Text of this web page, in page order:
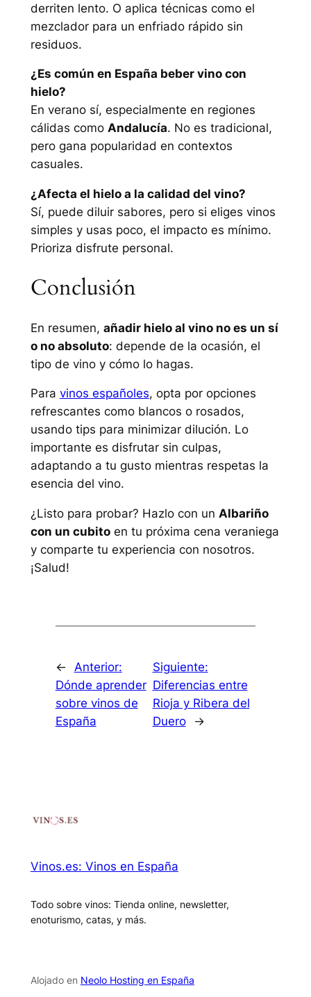
derriten lento. O aplica técnicas como el
mezclador para un enfriado rápido sin
residuos.
¿Es común en España beber vino con
hielo?
En verano sí, especialmente en regiones
cálidas como Andalucía. No es tradicional,
pero gana popularidad en contextos
casuales.
¿Afecta el hielo a la calidad del vino?
Sí, puede diluir sabores, pero si eliges vinos
simples y usas poco, el impacto es mínimo.
Prioriza disfrute personal.
Conclusión
En resumen, añadir hielo al vino no es un sí
o no absoluto: depende de la ocasión, el
tipo de vino y cómo lo hagas.
Para vinos españoles, opta por opciones
refrescantes como blancos o rosados,
usando tips para minimizar dilución. Lo
importante es disfrutar sin culpas,
adaptando a tu gusto mientras respetas la
esencia del vino.
¿Listo para probar? Hazlo con un Albariño
con un cubitoen tu próxima cena veraniega
y comparte tu experiencia con nosotros.
¡Salud!
←
Anterior:
Dónde aprender
sobre vinos de
España
Siguiente:
Diferencias entre
Rioja y Ribera del
Duero
→
Vinos.es: Vinos en España
Todo sobre vinos: Tienda online, newsletter,
enoturismo, catas, y más.
Alojado en Neolo Hosting en España